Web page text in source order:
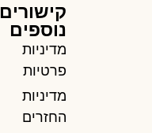
קישורים
נוספים
מדיניות
פרטיות
מדיניות
החזרים